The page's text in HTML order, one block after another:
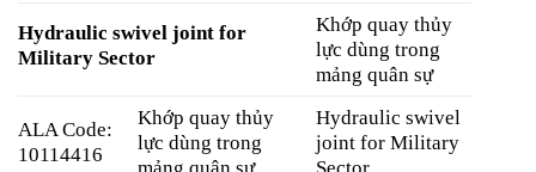
Hydraulic swivel joint for
Military Sector
Khớp quay thủy
lực dùng trong
mảng quân sự
ALA Code:
10114416
Khớp quay thủy
lực dùng trong
Hydraulic swivel
joint for Military